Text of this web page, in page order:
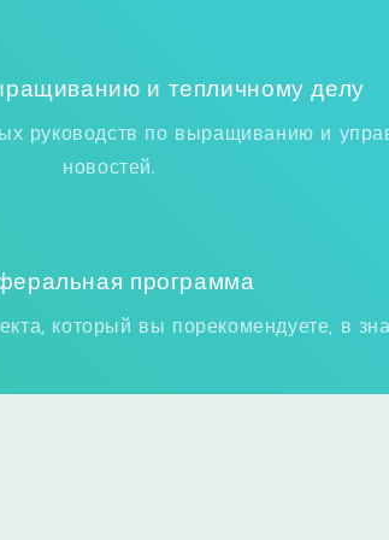
и тепличному делу
руководств по выращиванию и
новостей.
программа
который вы порекомендуете, в